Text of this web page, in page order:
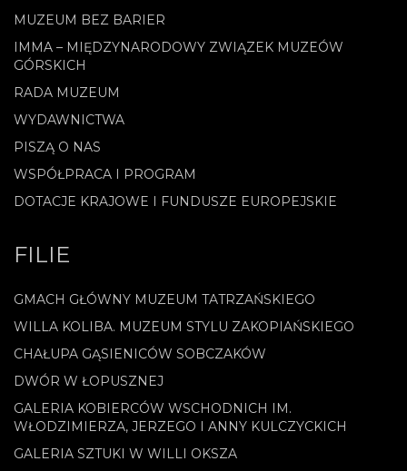
MUZEUM BEZ BARIER
IMMA – MIĘDZYNARODOWY ZWIĄZEK MUZEÓW
GÓRSKICH
RADA MUZEUM
WYDAWNICTWA
PISZĄ O NAS
WSPÓŁPRACA I PROGRAM
DOTACJE KRAJOWE I FUNDUSZE EUROPEJSKIE
FILIE
GMACH GŁÓWNY MUZEUM TATRZAŃSKIEGO
WILLA KOLIBA. MUZEUM STYLU ZAKOPIAŃSKIEGO
CHAŁUPA GĄSIENICÓW SOBCZAKÓW
DWÓR W ŁOPUSZNEJ
GALERIA KOBIERCÓW WSCHODNICH IM.
WŁODZIMIERZA, JERZEGO I ANNY KULCZYCKICH
GALERIA SZTUKI W WILLI OKSZA